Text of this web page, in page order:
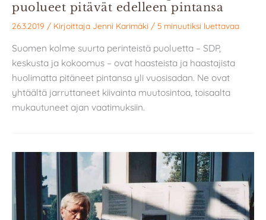
puolueet pitävät edelleen pintansa
26.3.2019 / Kirjoittaja Jenni Karimäki / 5 minuutiksi luettavaa
Suomen kolme suurta perinteistä puoluetta – SDP,
keskusta ja kokoomus – ovat haasteista ja haastajista
huolimatta pitäneet pintansa yli vuosisadan. Ne ovat
yhtäältä jarruttaneet kiivainta muutosintoa, toisaalta
mukautuneet ajan vaatimuksiin.